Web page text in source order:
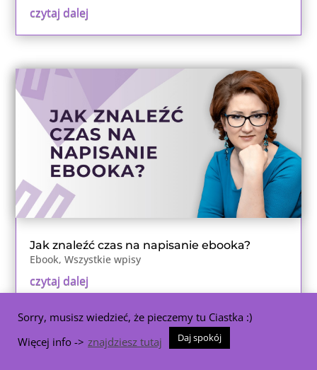
czytaj dalej
Jak znaleźć czas na napisanie ebooka?
Ebook,Wszystkie wpisy
czytaj dalej
Sorry, musisz wiedzieć, że pieczemy tu Ciastka :)
Więcej info -> znajdziesz tutaj Daj spokój